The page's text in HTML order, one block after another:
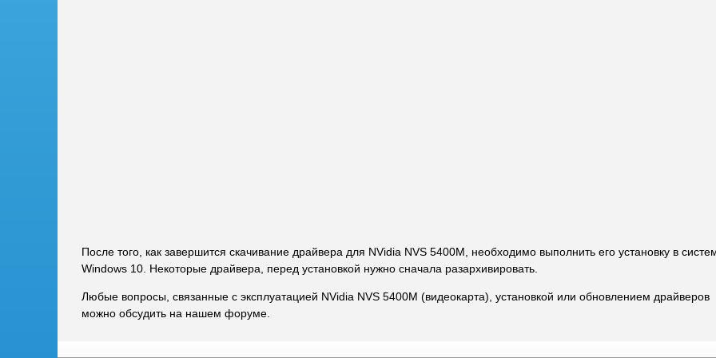
После того, как завершится скачивание драйвера для NVidia NVS 5400M, необходимо выполнить его установку в
Windows 10. Некоторые драйвера, перед установкой нужно сначала разархивировать.
Любые вопросы, связанные с эксплуатацией NVidia NVS 5400M (видеокарта), установкой или обновлением драйверов
можно обсудить на нашем форуме.